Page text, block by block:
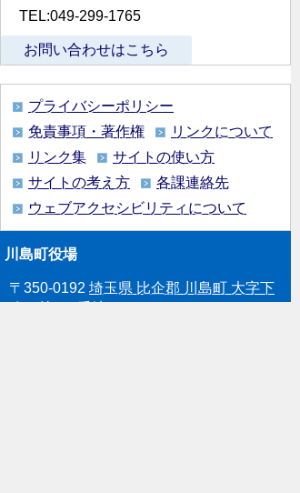
TEL:049-299-1765
お問い合わせはこちら
プライバシーポリシー
免責事項・著作権
リンクについて
リンク集
サイトの使い方
サイトの考え方
各課連絡先
ウェブアクセシビリティについて
川島町役場
〒350-0192 埼玉県 比企郡 川島町 大字下